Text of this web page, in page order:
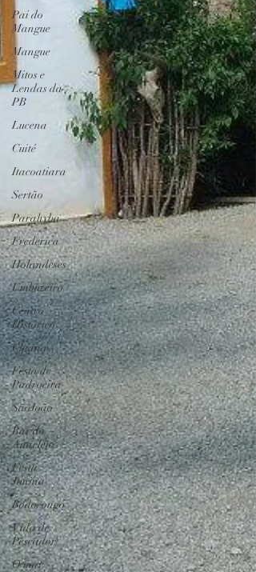
Pai do
Mangue
Mangue
Mitos e
Lendas da
PB
Lucena
Cuité
Itacoatiara
Sertão
Parahyba
Frederica
Holandeses
Umbuzeiro
Centro
Histórico
Cigana
Festa de
Padroeira
SãoJoão
Bar do
Anacleto
Festa
Junina
Bodocongó
Vida de
Pescador
O mar